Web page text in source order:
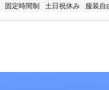
固定時間制 土日祝休み 服装自